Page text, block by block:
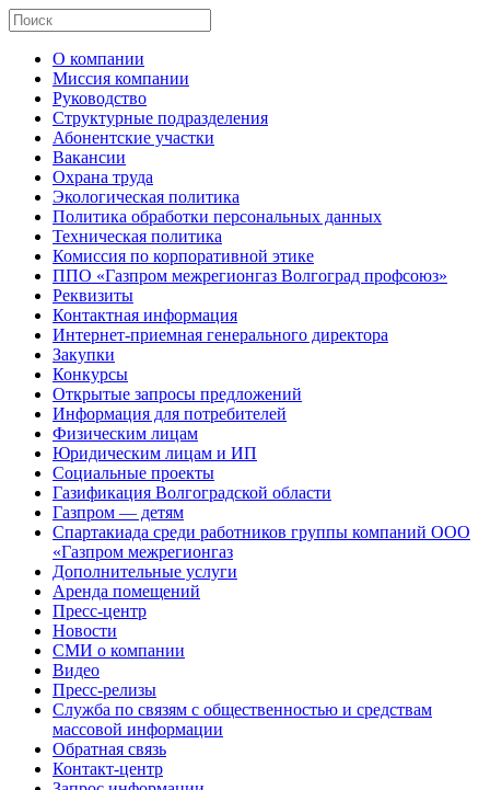
О компании
Миссия компании
Руководство
Структурные подразделения
Абонентские участки
Вакансии
Охрана труда
Экологическая политика
Политика обработки персональных данных
Техническая политика
Комиссия по корпоративной этике
ППО «Газпром межрегионгаз Волгоград профсоюз»
Реквизиты
Контактная информация
Интернет-приемная генерального директора
Закупки
Конкурсы
Открытые запросы предложений
Информация для потребителей
Физическим лицам
Юридическим лицам и ИП
Социальные проекты
Газификация Волгоградской области
Газпром — детям
Спартакиада среди работников группы компаний ООО
«Газпром межрегионгаз
Дополнительные услуги
Аренда помещений
Пресс-центр
Новости
СМИ о компании
Видео
Пресс-релизы
Служба по связям с общественностью и средствам
массовой информации
Обратная связь
Контакт-центр